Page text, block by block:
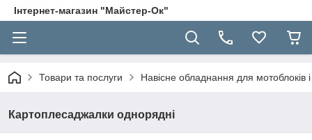
Інтернет-магазин "Майстер-Ок"
Товари та послуги Навісне обладнання для мотоблоків і
Картоплесаджалки однорядні